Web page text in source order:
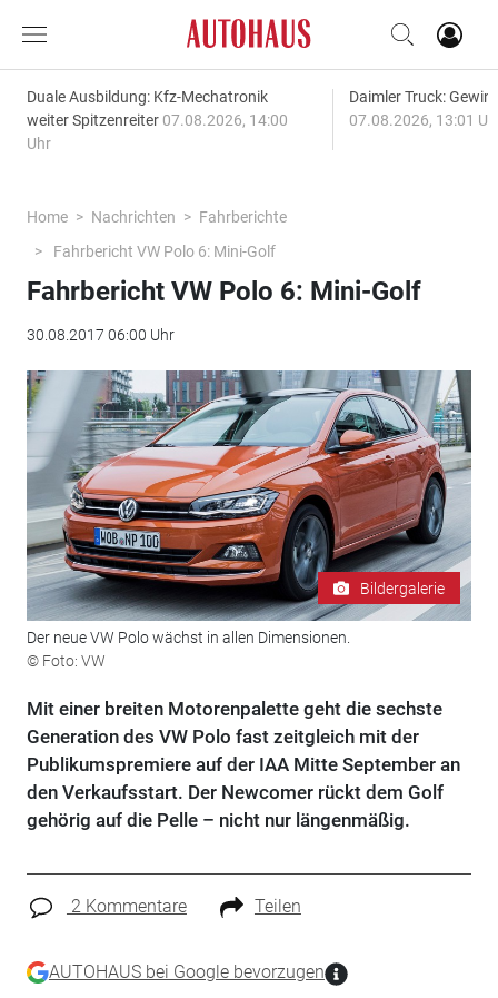
Duale Ausbildung: Kfz-Mechatronik
weiter Spitzenreiter 07.08.2026, 14:00
Uhr
Daimler Truck:
07.08.2026, 13:01
Home Nachrichten
Fahrberichte
Fahrbericht VW Polo 6: Mini-Golf
Fahrbericht VW Polo 6: Mini-Golf
30.08.2017 06:00 Uhr
Bildergalerie
Der neue VW Polo wächst in allen Dimensionen.
© Foto: VW
Mit einer breiten Motorenpalette geht die sechste
Generation des VW Polo fast zeitgleich mit der
Publikumspremiere auf der IAA Mitte September an
den Verkaufsstart. Der Newcomer rückt dem Golf
gehörig auf die Pelle – nicht nur längenmäßig.
2 Kommentare Teilen
AUTOHAUS bei Google bevorzugen